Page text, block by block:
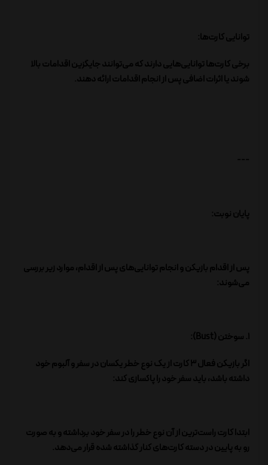
توانایی کارت‌ها:
برخی کارت‌ها توانایی‌هایی دارند که می‌توانند جایگزین اقدامات بالا
شوند یا اثرات اضافی پس از انجام اقدامات ارائه دهند.
---
پایان نوبت:
پس از اقدام بازیکن و انجام توانایی‌های پس از اقدام، موارد زیر بررسی
می‌شوند:
1. سوختن (Bust):
اگر بازیکن فعال 3 کارت از یک نوع خطر یکسان در سفر و آلبوم خود
داشته باشد، باید سفر خود را پاکسازی کند:
ابتدا کارت راست‌ترین از آن نوع خطر را در سفر خود برداشته و به صورت
رو به پایین در دسته کارت‌های کنار گذاشته شده قرار می‌دهد.